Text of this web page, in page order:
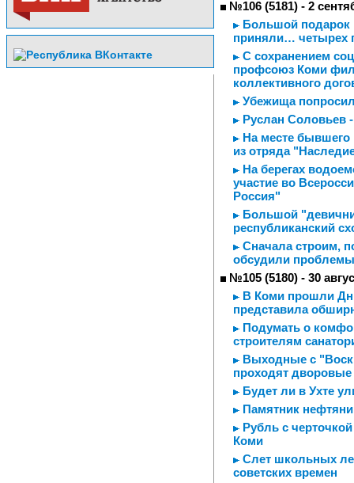
№106 (5181) - 2
Большой подарок
приняли… четырех
С сохранением
профсоюз Коми
коллективного
Убежища
Руслан Соловьев
На месте бывшего
из отряда
На берегах
участие во
Россия"
Большой
республиканский
Сначала строим,
обсудили
№105 (5180) - 30
В Коми прошли
представила
Подумать о
строителям
Выходные с
проходят дворовые
Будет ли в Ухте
Памятник
Рубль с
Коми
Слет школьных
советских времен